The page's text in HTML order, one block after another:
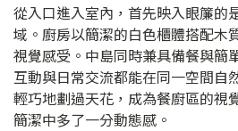
從入口進入室內，首先映入眼簾的
域。廚房以簡潔的白色櫃體搭配木
視覺感受。中島同時兼具備餐與簡
互動與日常交流都能在同一空間自
輕巧地劃過天花，成為餐廚區的視
簡潔中多了一分動態感。